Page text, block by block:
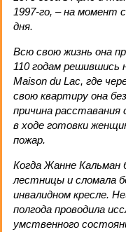
1997-го, – на момент
дня.
Всю свою жизнь она
110 годам решившись
Maison du Lac, где
свою квартиру она
причина расставания
в ходе готовки
пожар.
Когда Жанне Кальман
лестницы и сломала
инвалидном кресле.
полгода проводила
умственного